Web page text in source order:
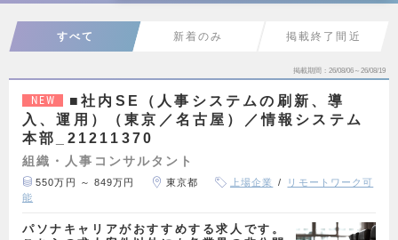
すべて 新着のみ 掲載終了間近
掲載期間 26/08/06～26/08/19
NEW
■社内SE（人事システムの刷新、導
入、運用）（東京／名古屋）／情報システム
本部_21211370
組織・人事コンサルタント
550万円 ～ 849万円 東京都 上場企業
リモートワーク可
能
パソナキャリアがおすすめする求人です。